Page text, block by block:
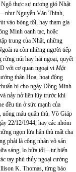
Ngô thực sự nương gió Nhật
Nguyễn Văn Thinh,
vào bóng tối, hay tham gia
Minh oanh tạc, hoặc
trung của Nhật, những
ra còn những người tiếp
rừng núi hay hải ngoại, quyết
với cơ quan ngoại vi Mặt
thân Hoa, hoạt động
bị cho ngày Đồng Minh
nảy nở liên lũy trước khi
đều tin ở sức mạnh của
máu quân thù. Võ Giáp
22/12/1944, hay các nhóm
ngọn lửa hận thù mất cha
phải là công nhân vô sản
sáng, lo bữa tối—tự biến
tay phù thủy ngoại cường
K. Thomas, từng báo